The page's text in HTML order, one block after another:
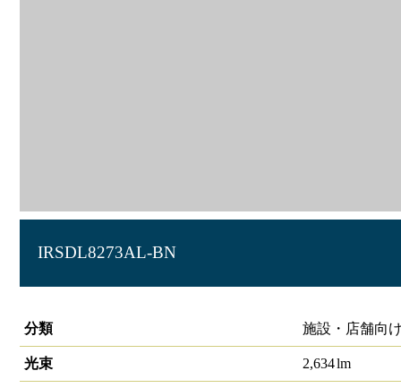
IRSDL8273AL-BN
分類
施設・店舗向
光束 2,634lm